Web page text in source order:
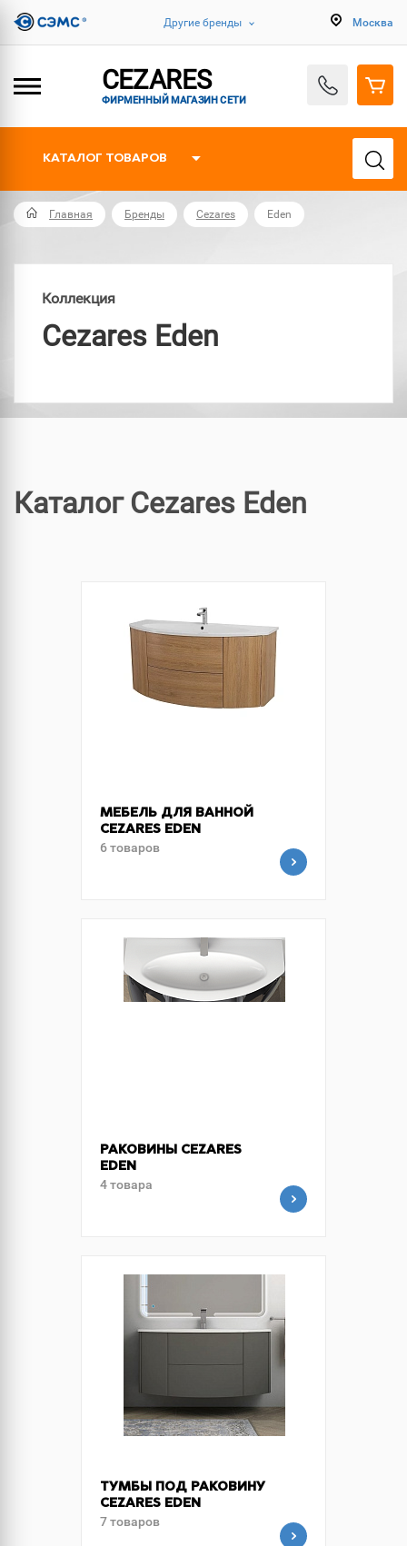
Другие бренды Москва
CEZARES
ФИРМЕННЫЙ МАГАЗИН СЕТИ
КАТАЛОГ ТОВАРОВ
Главная Бренды Cezares Eden
Коллекция
Cezares Eden
Каталог Cezares Eden
МЕБЕЛЬ ДЛЯ ВАННОЙ
CEZARES EDEN
6 товаров
РАКОВИНЫ CEZARES
EDEN
4 товара
ТУМБЫ ПОД РАКОВИНУ
CEZARES EDEN
7 товаров